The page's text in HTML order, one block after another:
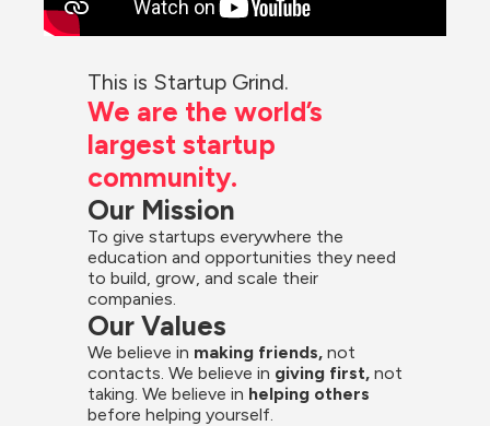
This is Startup Grind.
We are the world’s
largest startup
community.
Our Mission
To give startups everywhere the
education and opportunities they need
to build, grow, and scale their
companies.
Our Values
We believe in making friends, not
contacts. We believe in giving first, not
taking. We believe in helping others
before helping yourself.